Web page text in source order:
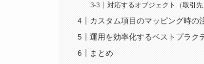
対応するオブジェクト（取引
カスタム項目のマッピング時の
運用を効率化するベストプラク
まとめ